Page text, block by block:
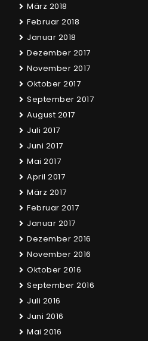
März 2018
Februar 2018
Januar 2018
Dezember 2017
November 2017
Oktober 2017
September 2017
August 2017
Juli 2017
Juni 2017
Mai 2017
April 2017
März 2017
Februar 2017
Januar 2017
Dezember 2016
November 2016
Oktober 2016
September 2016
Juli 2016
Juni 2016
Mai 2016